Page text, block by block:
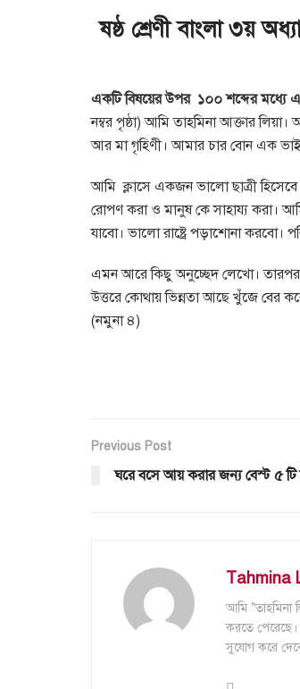
ষষ্ঠ শ্রেণী ­বাংলা ৩য়
একটি বিষয়ের উপর ১০০ শব্দের মধ্যে
নম্বর পৃষ্ঠা) আমি তাহমিনা আক্তার লিয়া।
আর মা গৃহিণী। আমার চার বোন এক
আমি ক্লাসে একজন ভালো ছাত্রী
রোপণ করা ও মানুষ কে সাহায্য করা।
যাবো। ভালো রাষ্ট্রে পড়াশোনা করবো।
এমন আরে কিছু অনুচ্ছেদ লেখো।
উত্তরে কোথায় ভিন্নতা আছে খুঁজে বের
(নমুনা ৪)
Previous Post
ঘরে বসে আয় করার‌‌ জন্য‌ বেস্ট ৫ টি
Tahmina
আমি
করতে
সুযোগ করে